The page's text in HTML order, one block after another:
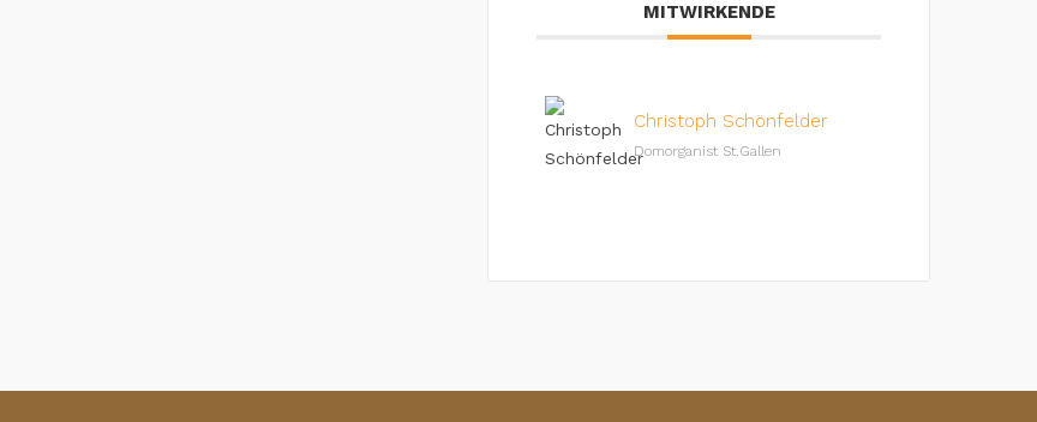
MITWIRKENDE
Christoph Schönfelder
Domorganist St.Gallen